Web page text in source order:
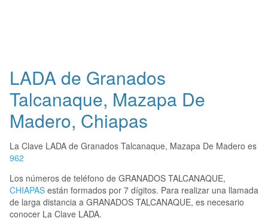
LADA de Granados
Talcanaque, Mazapa De
Madero, Chiapas
La Clave LADA de Granados Talcanaque, Mazapa De Madero es
962
Los números de teléfono de GRANADOS TALCANAQUE,
CHIAPAS están formados por 7 dígitos. Para realizar una llamada
de larga distancia a GRANADOS TALCANAQUE, es necesario
conocer La Clave LADA.